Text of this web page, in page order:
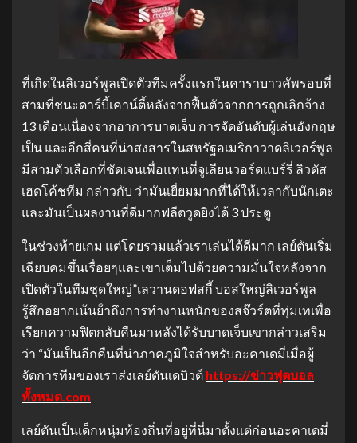
ที่เกิดในลิเวอร์พูลเปิดตัวทีมครั้งแรกในคาราบาวคัพรอบที่
สามที่ชนะดาร์บี้เคาน์ตี้หลังจากฟื้นตัวจากการถูกเลิกจ้าง
13 เดือนเนื่องจากอาการบาดเจ็บ การจัดอันดับผู้เล่นอังกฤษ
เป็น และอีกสี่คนที่น่าสงสารในสหรัฐอเมริกาวาดลิเวอร์พูล
มีสามตัวเลือกที่ชัดเจนเพื่อแทนที่จูเลียนวอร์ดแบร์รี่ ลิวตัส
เฮดโค้ชทีม กล่าวกับ ว่ามันเยี่ยมมากที่ได้ให้เวลากับนักเตะ
และมันเป็นผลงานที่ดีมากฟลีตวูดยิงได้ 3 ประตู
ในช่วงท้ายเกม แต่โดยรวมแล้วเราเล่นได้ดีมาก เลย์ตันเริ่ม
เฉียบคมขึ้นเรื่อยๆและเขาเต็มไปด้วยความมั่นใจหลังจาก
เปิดตัวในทีมชุดใหญ่”เลวานดอฟสกี้ บอสใหญ่ลิเวอร์พูล
รู้สึกอยากเน้นย้ําถึงการทํางานหนักของสจ๊วร์ตที่ทุ่มเทเพื่อ
เรียกความฟิตกลับคืนมาหลังได้รับบาดเจ็บเขากล่าวเสริม
ว่า “มันเป็นอีกคืนที่น่าภาคภูมิใจสําหรับอะคาเดมี่เมื่อผู้
จัดการทีมของเราส่งเลย์ตันเดบิวต์ https://ข่าวฟุตบอล
ทั้งหมด.com
เลย์ตันเป็นเด็กหนุ่มท้องถิ่นที่อยู่ที่นี่มาตั้งแต่ก่อนอะคาเดมี่